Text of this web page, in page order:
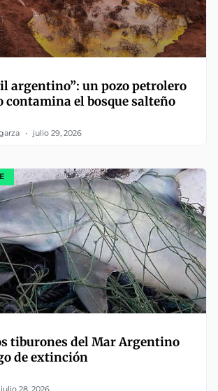
argentino”: un pozo petrolero
contamina el bosque salteño
julio 29, 2026
tiburones del Mar Argentino
de extinción
julio 28, 2026